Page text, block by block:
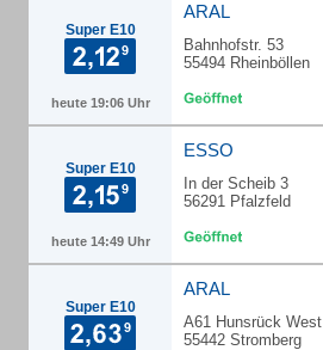
Super E10
heute 19:06 Uhr
ARAL
Bahnhofstr. 53
55494 Rheinböllen
Super E10
heute 14:49 Uhr
ESSO
In der Scheib 3
56291 Pfalzfeld
Super E10
ARAL
A61 Hunsrück West
55442 Stromberg